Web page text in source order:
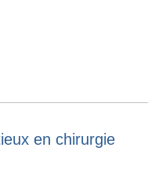
en chirurgie